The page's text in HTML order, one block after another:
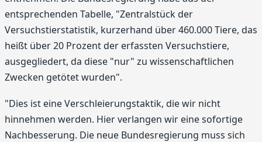
entsprechenden Tabelle, "Zentralstück der
Versuchstierstatistik, kurzerhand über 460.000 Tiere, das
heißt über 20 Prozent der erfassten Versuchstiere,
ausgegliedert, da diese "nur" zu wissenschaftlichen
Zwecken getötet wurden".
"Dies ist eine Verschleierungstaktik, die wir nicht
hinnehmen werden. Hier verlangen wir eine sofortige
Nachbesserung. Die neue Bundesregierung muss sich